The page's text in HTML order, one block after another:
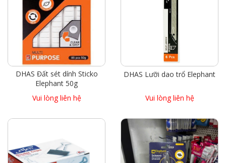
DHAS Đất sét dính Sticko
Elephant 50g
Vui lòng liên hệ
DHAS Lưỡi dao trổ Elephant
Vui lòng liên hệ